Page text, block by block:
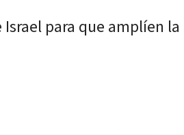
para que amplíen